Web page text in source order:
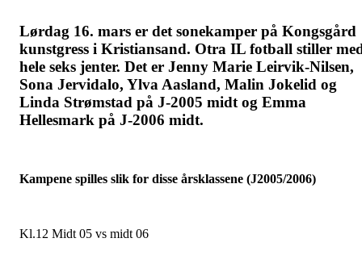
Lørdag 16. mars er det sonekamper på Kongsgård
kunstgress i Kristiansand. Otra IL fotball stiller
hele seks jenter. Det er Jenny Marie Leirvik-Nilsen,
Sona Jervidalo, Ylva Aasland, Malin Jokelid og
Linda Strømstad på J-2005 midt og Emma
Hellesmark på J-2006 midt.
Kampene spilles slik for disse årsklassene (J2005/2006)
Kl.12 Midt 05 vs midt 06